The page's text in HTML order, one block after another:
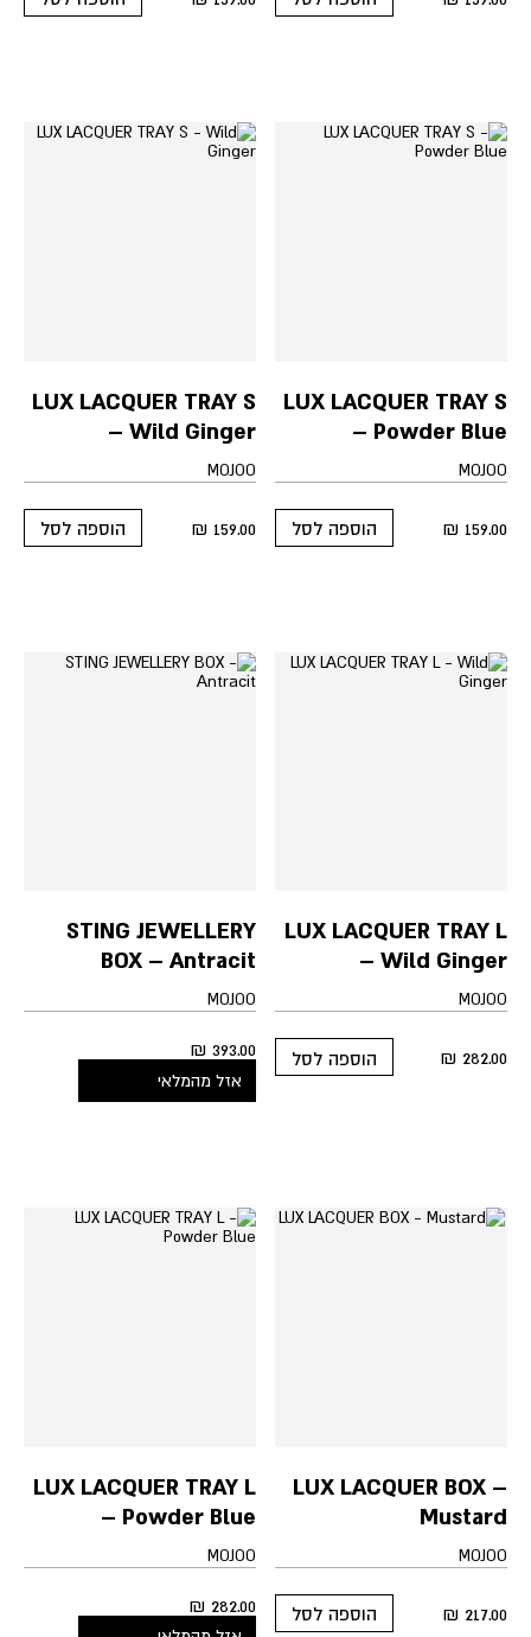
LUX LACQUER TRAY S
– Powder Blue
MOJOO
159.00
₪ הוספה לסל
LUX LACQUER TRAY S
– Wild Ginger
MOJOO
159.00
₪ הוספה לסל
LUX LACQUER TRAY L
– Wild Ginger
MOJOO
282.00
₪ הוספה לסל
STING JEWELLERY
BOX – Antracit
MOJOO
393.00
₪
אזל מהמלאי
LUX LACQUER BOX –
Mustard
MOJOO
217.00
₪ הוספה לסל
LUX LACQUER TRAY L
– Powder Blue
MOJOO
282.00
₪